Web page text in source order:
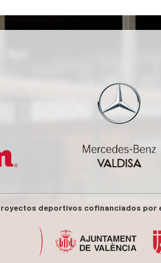
deportivos cofinanciados por